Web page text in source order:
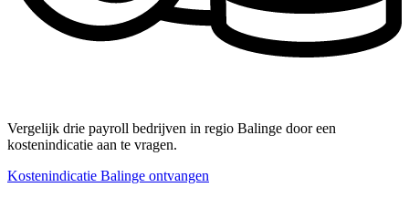
Vergelijk drie payroll bedrijven in regio Balinge door een
kostenindicatie aan te vragen.
Kostenindicatie Balinge ontvangen